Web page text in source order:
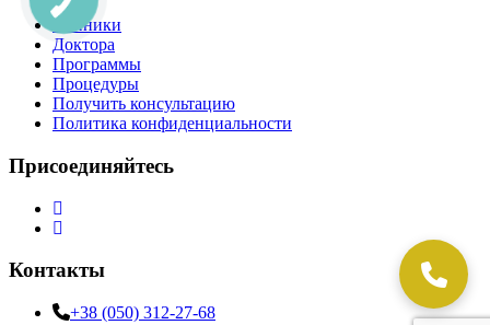
Клиники
Доктора
Программы
Процедуры
Получить консультацию
Политика конфиденциальности
Присоединяйтесь
Контакты
+38 (050) 312-27-68